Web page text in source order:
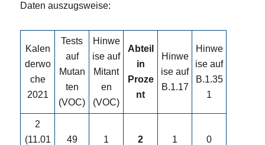
Daten auszugsweise:
Kalen
derwo
che
2021
Tests
auf
Mutan
ten
(VOC)
Hinwe
ise auf
Mitant
en
(VOC)
Abteil
in
Proze
nt
Hinwe
ise auf
B.1.17
Hinwe
ise auf
B.1.35
1
2
(11.01
49 1 2 1 0